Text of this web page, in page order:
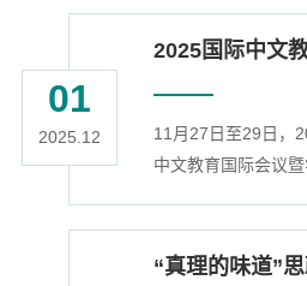
工作视频会议精神
进展与报名情况，
聚焦关键环节，强化
研考”总目标。研究
11月27日至29日，
中文教育国际会议
来自美国、英国、
区）以及国内共计
01
2025.12